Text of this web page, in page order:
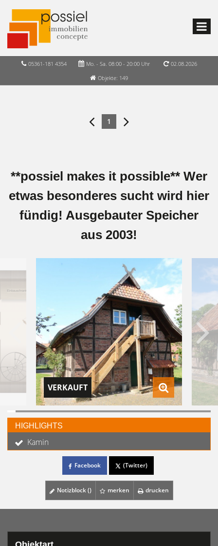
05361-181 4354 Mo. - Sa. 08:00 - 20:00 Uhr
02.08.2026
Objekte: 149
1
**possiel makes it possible** Wer
etwas besonderes sucht wird hier
fündig! Ausgebauter Speicher
aus 2003!
VERKAUFT
HIGHLIGHTS
Kamin
Facebook (Twitter)
Notizblock () merken drucken